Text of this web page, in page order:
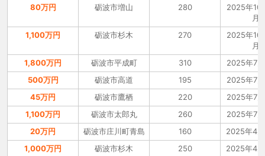
80万円
砺波市増山 280
2025年10
月
1,100万円
砺波市杉木 270
2025年10
月
1,800万円
砺波市平成町 310
2025年7
500万円
砺波市高道 195
2025年7
45万円
砺波市鷹栖 220
2025年7
1,100万円
砺波市太郎丸 260
2025年7
20万円
砺波市庄川町青島 160
2025年4
1,000万円
砺波市杉木 250
2025年4